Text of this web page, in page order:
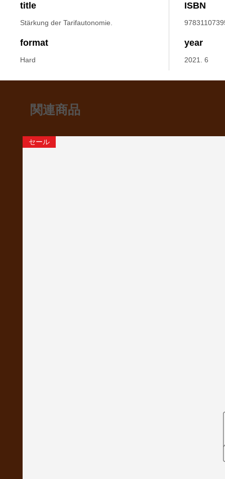
title
Stärkung der Tarifautonomie.
ISBN
format
Hard
year
2021. 6
関連商品
セール